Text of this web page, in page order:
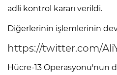
adli kontrol kararı verildi.
Diğerlerinin işlemlerinin
https://twitter.com/
Hücre-13 Operasyonu'nun